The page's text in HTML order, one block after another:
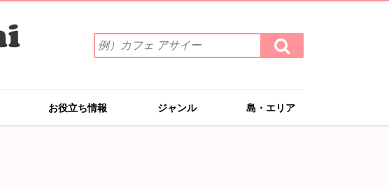
索
ワ
を
入
検
索
す
お役立ち情報 ジャンル 島・エリア